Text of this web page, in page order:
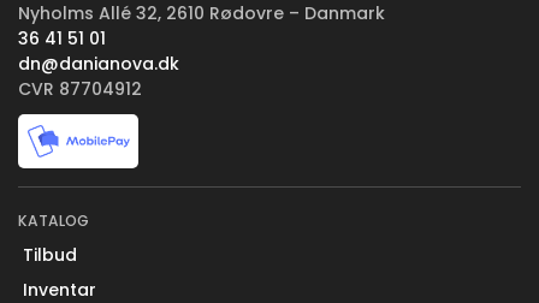
Nyholms Allé 32, 2610 Rødovre – Danmark
36 41 51 01
dn@danianova.dk
CVR 87704912
KATALOG
Tilbud
Inventar